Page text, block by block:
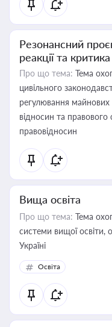
Резонансний
реакції та критика
Про що тема: Тема
цивільного
регулювання майнових
відносин та правового
правовідносин
Вища освіта
Про що тема: Тема
системи вищої освіти,
Україні
Освіта